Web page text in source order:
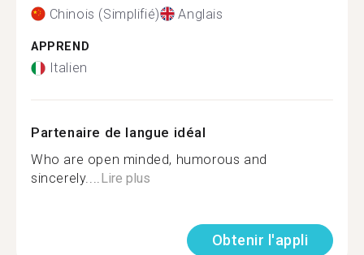
Chinois (Simplifié) Anglais
APPREND
Italien
Partenaire de langue idéal
Who are open minded, humorous and
sincerely....Lire plus
Obtenir l'appli